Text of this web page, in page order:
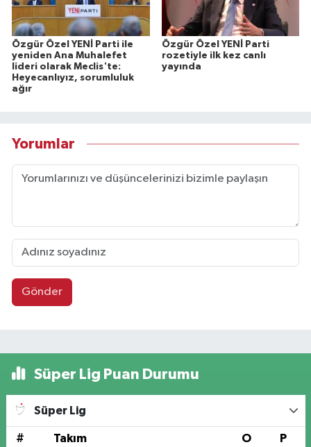
Özgür Özel YENİ Parti ile
yeniden Ana Muhalefet
lideri olarak Meclis'te:
Heyecanlıyız, sorumluluk
ağır
Özgür Özel YENİ Parti
rozetiyle ilk kez canlı
yayında
Yorumlar
Gönder
Süper Lig Puan Durumu
Süper Lig
# Takım O P